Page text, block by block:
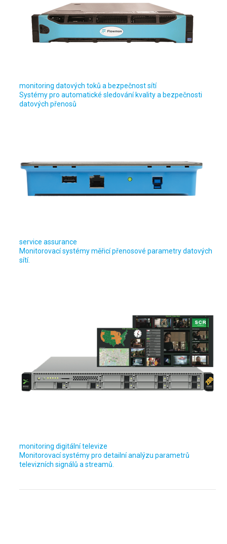
monitoring datových toků a bezpečnost sítí
Systémy pro automatické sledování kvality a bezpečnosti
datových přenosů
service assurance
Monitorovací systémy měřicí přenosové parametry datových
sítí.
monitoring digitální televize
Monitorovací systémy pro detailní analýzu parametrů
televizních signálů a streamů.